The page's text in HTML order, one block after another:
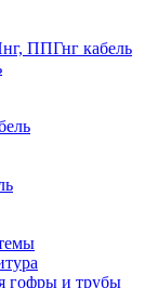
ППГнг кабель
гофры и трубы